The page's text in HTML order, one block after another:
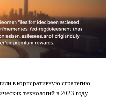
в корпоративную стратегию.
технологий в 2023 году